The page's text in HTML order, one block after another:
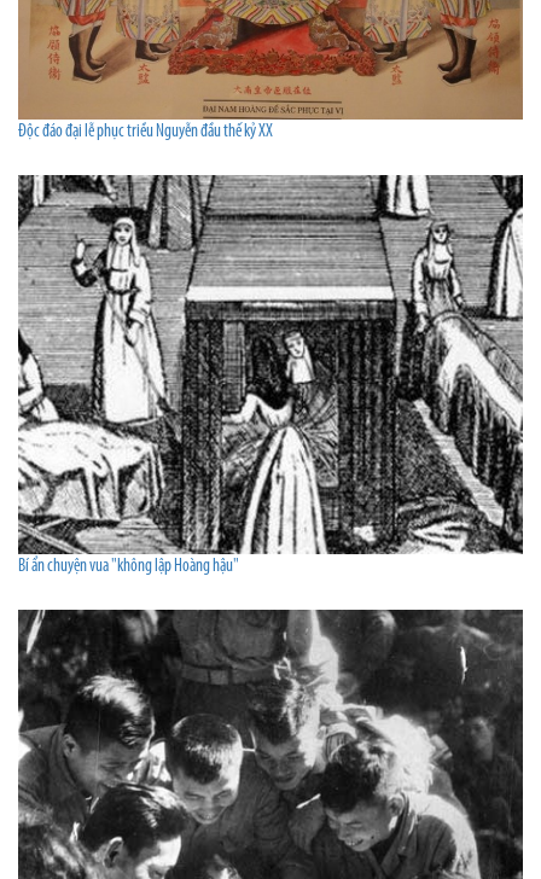
Độc đáo đại lễ phục triều Nguyễn đầu thế kỷ XX
Bí ẩn chuyện vua "không lập Hoàng hậu"